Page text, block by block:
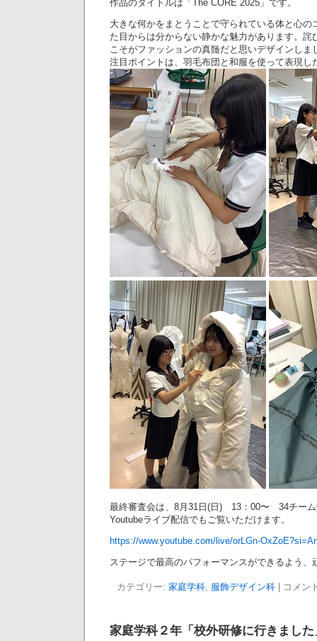
作品のタイトルは「The CORE 2025」です。
大きな何かをまとうことで守られている体と心の
た目からは分からない静かな魅力があります。詫
こそがファッションの真髄だと思いデザインしま
注目ポイントは、羽毛布団と和服を使って表現し
最終審査会は、8月31日(日) 13：00〜 34チーム
Youtubeライブ配信でもご覧いただけます。
https://www.youtube.com/live/orLGn-
ステージで最高のパフォーマンスができるよう、
カテゴリー: 家庭学科, 服飾デザイン科 コメン
家庭学科２年「校外研修に行きました